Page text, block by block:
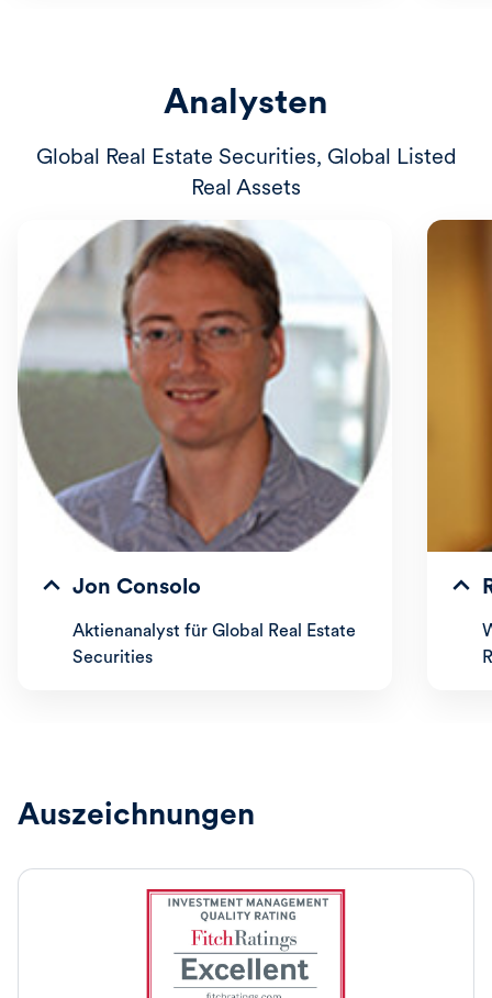
Analysten
Global Real Estate Securities, Global Listed
Real Assets
Jon Consolo
Aktienanalyst für Global Real Estate
Securities
Auszeichnungen